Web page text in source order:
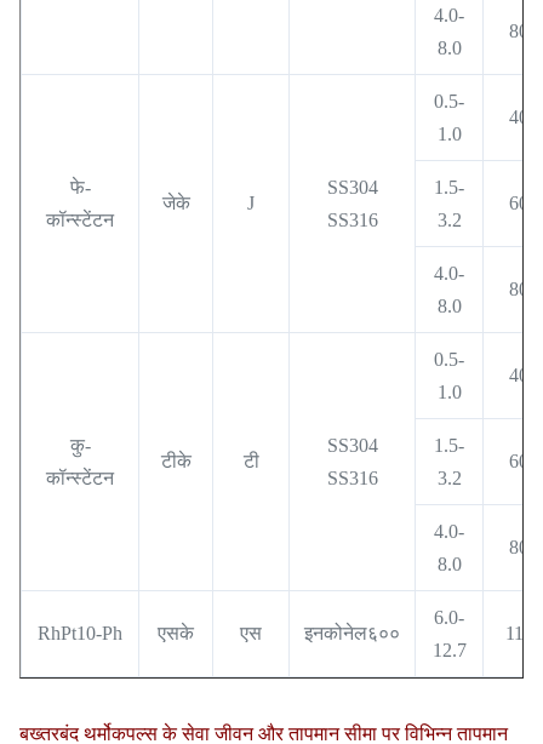
4.0-
8.0
800
फे-
कॉन्स्टेंटन
जेके J
SS304
SS316
0.5-
1.0
400
1.5-
3.2
600
4.0-
8.0
800
कु-
कॉन्स्टेंटन
टीके टी
SS304
SS316
0.5-
1.0
400
1.5-
3.2
600
4.0-
8.0
800
RhPt10-Ph एसके एस इनकोनेल६००
6.0-
12.7
1100
बख्तरबंद थर्मोकपल्स के सेवा जीवन और तापमान सीमा पर विभिन्न तापमान